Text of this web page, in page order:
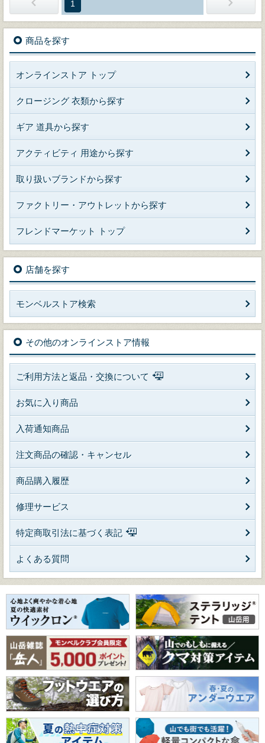
1
商品を探す
オンラインストア トップ
クロージング 衣類から探す
ギア 道具から探す
アクティビティ 用途から探す
取り扱いブランドから探す
ファクトリー・アウトレットから探す
フレンドマーケット トップ
店舗を探す
モンベルストア検索
その他のオンラインストア情報
ご利用方法と返品・交換について
お気に入り商品
入荷通知商品
注文商品の確認・キャンセル
商品購入履歴
修理サービス
特定商取引法に基づく表記
よくある質問